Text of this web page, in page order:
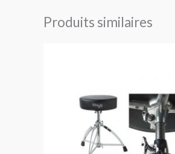
Produits similaires